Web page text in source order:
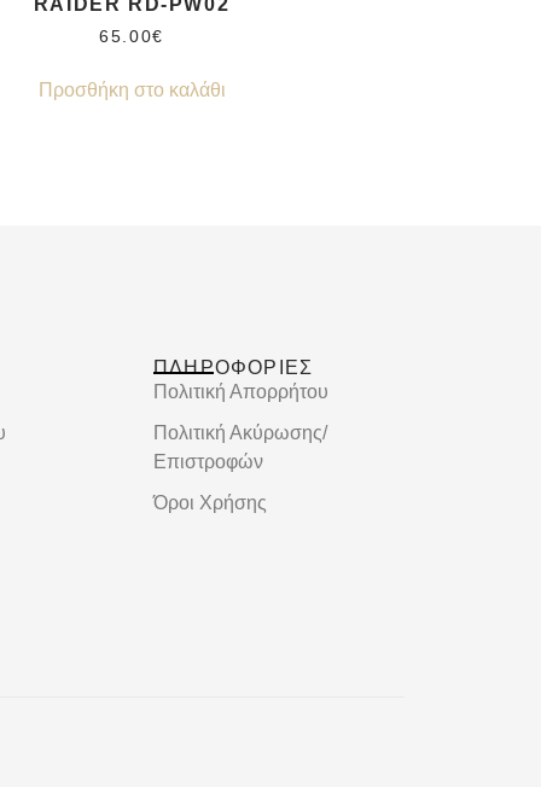
65.00€
Προσθήκη στο καλάθι
ΠΛΗΡΟΦΟΡΙΕΣ
Πολιτική Απορρήτου
Πολιτική Ακύρωσης/
Επιστροφών
Όροι Χρήσης